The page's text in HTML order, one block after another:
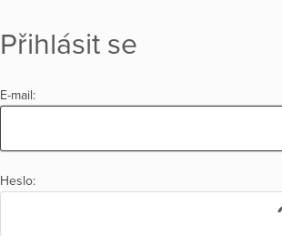
Přihlásit se
E-mail:
Heslo: